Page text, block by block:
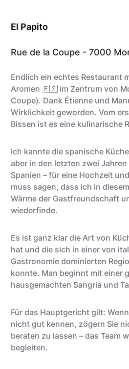
El Papito
Rue de la Coupe - 7000
Endlich ein echtes Restaurant
Aromen 🇪🇸 im Zentrum von
Coupe). Dank Étienne und
Wirklichkeit geworden. Vom
Bissen ist es eine kulinarische
Ich kannte die spanische
aber in den letzten zwei
Spanien – für eine Hochzeit
muss sagen, dass ich in
Wärme der Gastfreundschaft
wiederfinde.
Es ist ganz klar die Art von
hat und die sich in einer von
Gastronomie dominierten
konnte. Man beginnt mit einer
hausgemachten Sangria und
Für das Hauptgericht gilt:
nicht gut kennen, zögern Sie
beraten zu lassen – das Team
begleiten.